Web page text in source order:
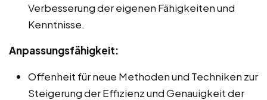
Verbesserung der eigenen Fähigkeiten und
Kenntnisse.
Anpassungsfähigkeit:
Offenheit für neue Methoden und Techniken zur
Steigerung der Effizienz und Genauigkeit der